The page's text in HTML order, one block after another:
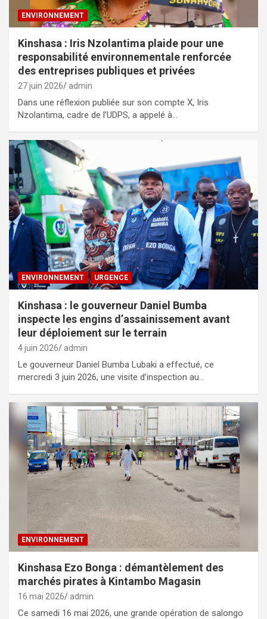
ENVIRONNEMENT
Kinshasa : Iris Nzolantima plaide pour une
responsabilité environnementale renforcée
des entreprises publiques et privées
27 juin 2026 admin
Dans une réflexion publiée sur son compte X, Iris
Nzolantima, cadre de l’UDPS, a appelé à…
ENVIRONNEMENT URGENCE
Kinshasa : le gouverneur Daniel Bumba
inspecte les engins d’assainissement avant
leur déploiement sur le terrain
4 juin 2026 admin
Le gouverneur Daniel Bumba Lubaki a effectué, ce
mercredi 3 juin 2026, une visite d’inspection au…
ENVIRONNEMENT
Kinshasa Ezo Bonga : démantèlement des
marchés pirates à Kintambo Magasin
16 mai 2026 admin
Ce samedi 16 mai 2026, une grande opération de salongo